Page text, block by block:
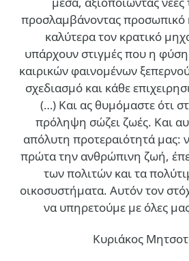
προσλαμβάνοντας προσωπικό
καλύτερα τον κρατικό
υπάρχουν στιγμές που η
καιρικών φαινομένων
σχεδιασμό και κάθε
(…) Και ας θυμόμαστε ότι
πρόληψη σώζει ζωές. Και
απόλυτη προτεραιότητά μας:
πρώτα την ανθρώπινη ζωή,
των πολιτών και τα
οικοσυστήματα. Αυτόν τον
να υπηρετούμε με όλες
Κυριάκος